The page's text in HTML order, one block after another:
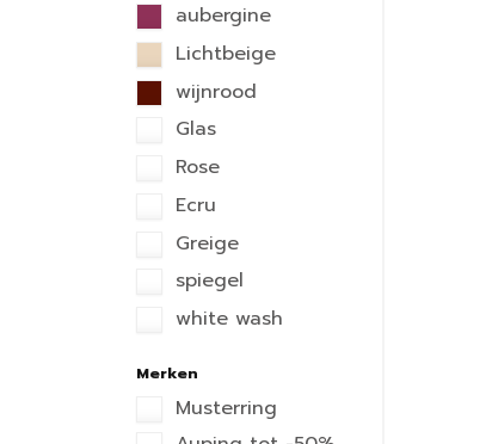
aubergine
Lichtbeige
wijnrood
Glas
Rose
Ecru
Greige
spiegel
white wash
Merken
Musterring